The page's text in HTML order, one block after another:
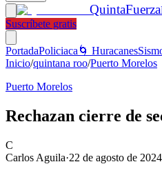
QuintaFuerza
Suscríbete gratis
PortadaPoliciaca 🌀 Huracanes
Inicio/quintana roo/Puerto Morelos
Puerto Morelos
Rechazan cierre de
C
Carlos Aguila·22 de agosto de 2024